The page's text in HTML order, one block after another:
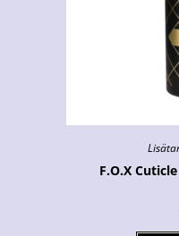
F.O.X